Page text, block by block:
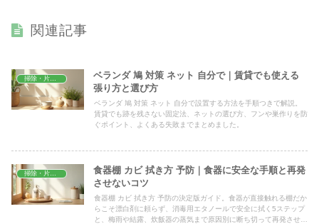
関連記事
ベランダ 鳩 対策 ネット 自分で｜賃貸でも使える
張り方と選び方
ベランダ 鳩 対策 ネット 自分で設置する方法を手順つきで解説。
賃貸でも跡を残さない固定法、ネットの選び方、フンや巣作りを防
ぐポイント、よくある失敗までまとめました。
食器棚 カビ 拭き方 予防｜食器に安全な手順と再発
させないコツ
食器棚 カビ 拭き方 予防の決定版ガイド。食器が直接触れる棚だか
らこそ漂白剤に頼らず、消毒用エタノールで安全に拭く5ステップ
と、梅雨や結露、炊飯器の蒸気まで原因別に断ち切って再発させな